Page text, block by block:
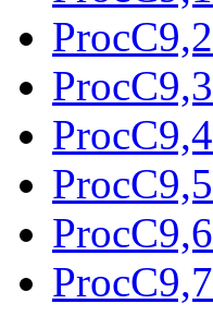
ProcC9,2
ProcC9,3
ProcC9,4
ProcC9,5
ProcC9,6
ProcC9,7